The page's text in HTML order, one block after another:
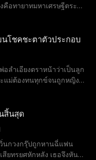
อทายาทมหาเศรษฐีตระกูล
ง หลินฝานเผยตัวตนเพื่อ
นฉลุย สุดท้ายเขาขอซูชิง
กันอย่างมีความสุข
นโชคชะตาตัวประกอบ
ลำเอียงตราหน้าว่าเป็นลูก
แม่ต้องทนทุกข์จนถูกหญิง
ความแค้น เธอจึงย้อนเวลา
อาชนะใจคุณปู่กู้ประมุข
แฉฟางชิงเรื่องวางยาพิษ
ม่ลูกออกจากบ้าน ทวงคืน
สิ้นสุด
นกวงกรุ๊ปถูกหานฉี่แฟน
ยทรยศหักหลัง เธอจึงหันมา